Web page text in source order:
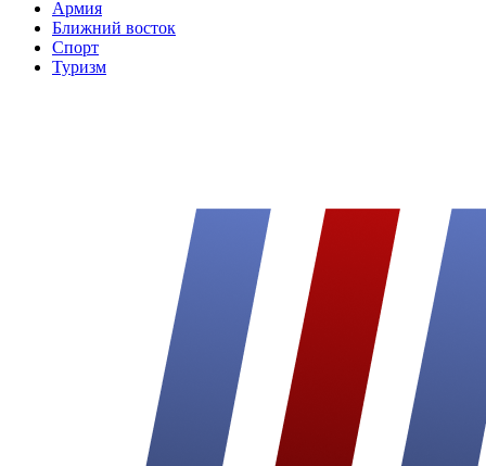
Армия
Ближний восток
Спорт
Туризм